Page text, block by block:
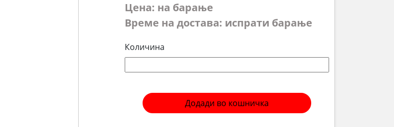
Цена: на барање
Време на достава: испрати барање
Количина
Додади во кошничка